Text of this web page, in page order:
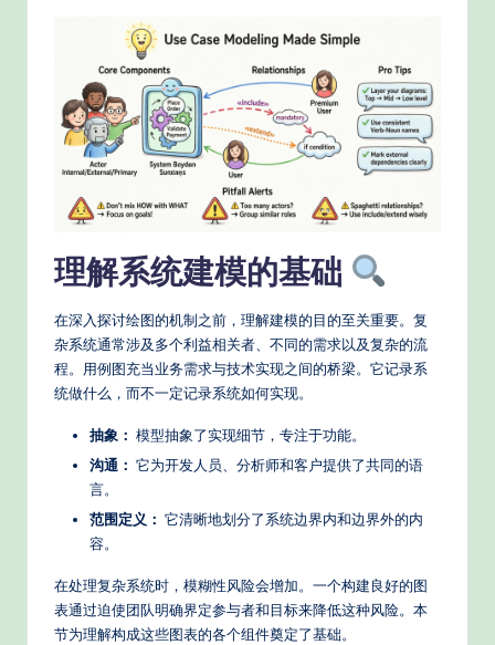
o
理解系统建模的基础
在深入探讨绘图的机制之前，理解建模的目的至关重要。复
杂系统通常涉及多个利益相关者、不同的需求以及复杂的流
程。用例图充当业务需求与技术实现之间的桥梁。它记录系
统做什么，而不一定记录系统如何实现。
抽象： 模型抽象了实现细节，专注于功能。
沟通： 它为开发人员、分析师和客户提供了共同的语
言。
范围定义： 它清晰地划分了系统边界内和边界外的内
容。
在处理复杂系统时，模糊性风险会增加。一个构建良好的图
表通过迫使团队明确界定参与者和目标来降低这种风险。本
节为理解构成这些图表的各个组件奠定了基础。